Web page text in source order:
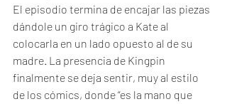
El episodio termina de encajar las piezas
dándole un giro trágico a Kate al
colocarla en un lado opuesto al de su
madre. La presencia de Kingpin
finalmente se deja sentir, muy al estilo
de los cómics, donde “es la mano que